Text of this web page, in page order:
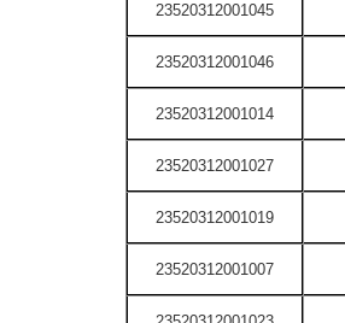
23520312001045
23520312001046
23520312001014
23520312001027
23520312001019
23520312001007